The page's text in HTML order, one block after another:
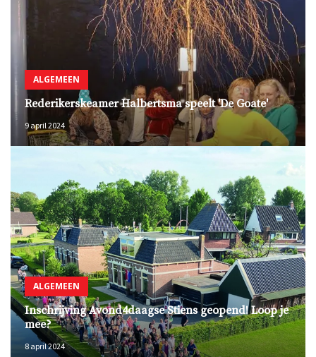
ALGEMEEN
Rederikerskeamer Halbertsma speelt 'De Goate'
9 april 2024
ALGEMEEN
Inschrijving Avond4daagse Stiens geopend! Loop je
mee?
8 april 2024